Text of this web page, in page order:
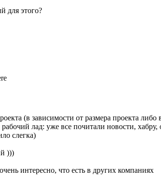
для этого?
(в зависимости от размера проекта
лад: уже все почитали новости,
слегка)
)))
интересно, что есть в других компаниях